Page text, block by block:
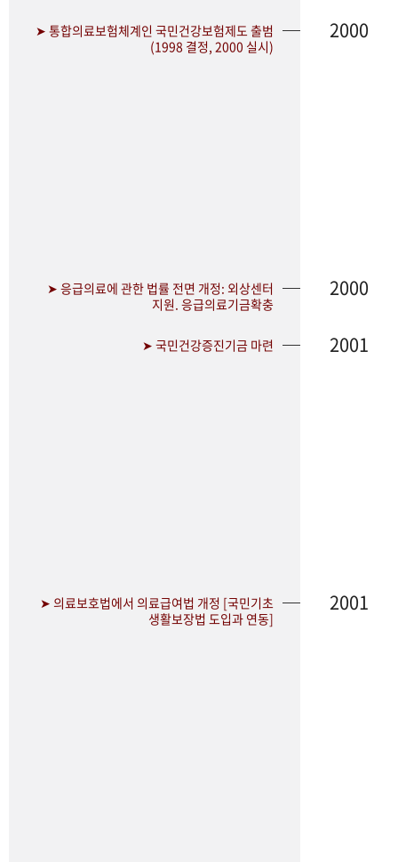
➤ 통합의료보험체계인 국민건강보험제도 출범
(1998 결정, 2000 실시)
2000
➤ 응급의료에 관한 법률 전면 개정: 외상센터
지원. 응급의료기금확충
2000
➤ 국민건강증진기금 마련 2001
➤ 의료보호법에서 의료급여법 개정 [국민기초
생활보장법 도입과 연동]
2001